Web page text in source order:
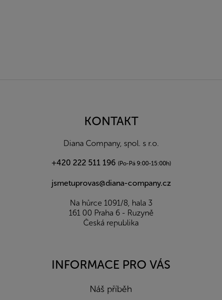
KONTAKT
Diana Company, spol. s r.o.
+420 222 511 196 (Po-Pá 9:00-15:00h)
jsmetuprovas@diana-company.cz
Na hůrce 1091/8, hala 3
161 00 Praha 6 - Ruzyně
Česká republika
INFORMACE PRO VÁS
Náš příběh